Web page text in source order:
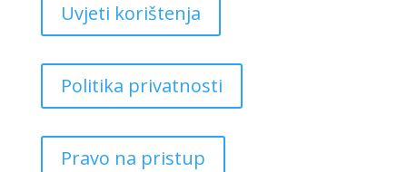
Uvjeti korištenja
Politika privatnosti
Pravo na pristup